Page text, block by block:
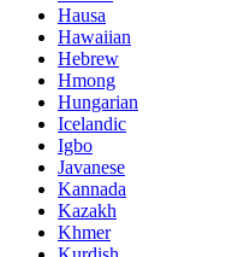
Hausa
Hawaiian
Hebrew
Hmong
Hungarian
Icelandic
Igbo
Javanese
Kannada
Kazakh
Khmer